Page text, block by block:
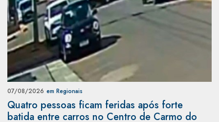
07/08/2026 em Regionais
Quatro pessoas ficam feridas após forte
batida entre carros no Centro de Carmo do